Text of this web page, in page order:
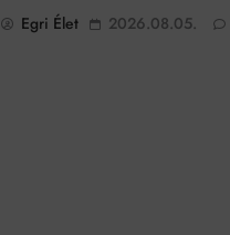
Egri Élet 2026.08.05.